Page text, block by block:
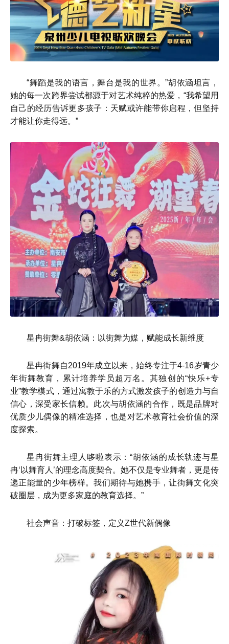
“舞蹈是我的语言，舞台是我的世界。”胡依涵坦言，
她的每一次跨界尝试都源于对艺术纯粹的热爱，“我希望用
自己的经历告诉更多孩子：天赋或许能带你启程，但坚持
才能让你走得远。”
星冉街舞&胡依涵：以街舞为媒，赋能成长新维度
星冉街舞自2019年成立以来，始终专注于4-16岁青少
年街舞教育，累计培养学员超万名。其独创的“快乐+专
业”教学模式，通过寓教于乐的方式激发孩子的创造力与自
信心，深受家长信赖。此次与胡依涵的合作，既是品牌对
优质少儿偶像的精准选择，也是对艺术教育社会价值的深
度探索。
星冉街舞主理人哆啦表示：“胡依涵的成长轨迹与星
冉‘以舞育人’的理念高度契合。她不仅是专业舞者，更是传
递正能量的少年榜样。我们期待与她携手，让街舞文化突
破圈层，成为更多家庭的教育选择。”
社会声音：打破标签，定义Z世代新偶像